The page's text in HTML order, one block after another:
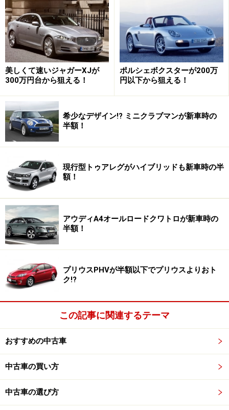
美しくて速いジャガーXJが
300万円台から狙える！
ポルシェボクスターが200万
円以下から狙える！
希少なデザイン!? ミニクラブマンが新車時の
半額！
現行型トゥアレグがハイブリッドも新車時の半
額！
アウディA4オールロードクワトロが新車時の
半額！
プリウスPHVが半額以下でプリウスよりおト
ク!?
この記事に関連するテーマ
おすすめの中古車
中古車の買い方
中古車の選び方